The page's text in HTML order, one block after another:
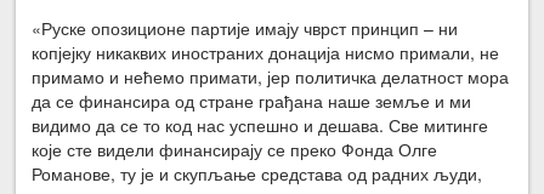
«Руске опозиционе партије имају чврст принцип – ни
копјејку никаквих иностраних донација нисмо примали, не
примамо и нећемо примати, јер политичка делатност мора
да се финансира од стране грађана наше земље и ми
видимо да се то код нас успешно и дешава. Све митинге
које сте видели финансирају се преко Фонда Олге
Романове, ту је и скупљање средстава од радних људи,